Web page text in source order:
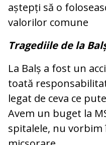
aștepți să o
valorilor comune
Tragediile de la
La Balș a fost un
toată
legat de ceva ce
Avem un buget la
spitalele, nu vorbim